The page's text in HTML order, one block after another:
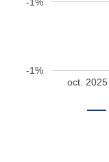
oct. 2025
-1%